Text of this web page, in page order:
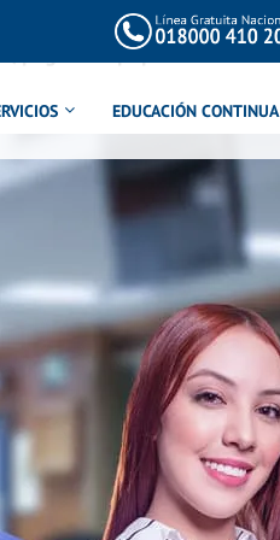
EDUCACIÓN CONTINUA
page-title.php on line 114